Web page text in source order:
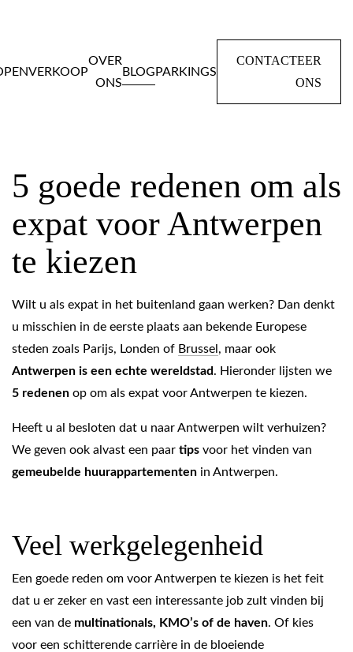
VERKOOP
OVER
ONS
BLOG PARKINGS
CONTACTEER
ONS
5 goede redenen om als
expat voor Antwerpen
te kiezen
Wilt u als expat in het buitenland gaan werken? Dan denkt
u misschien in de eerste plaats aan bekende Europese
steden zoals Parijs, Londen of Brussel , maar ook
Antwerpen is een echte wereldstad. Hieronder lijsten we
5 redenen op om als expat voor Antwerpen te kiezen.
Heeft u al besloten dat u naar Antwerpen wilt verhuizen?
We geven ook alvast een paar tips voor het vinden van
gemeubelde huurappartementen in Antwerpen.
Veel werkgelegenheid
Een goede reden om voor Antwerpen te kiezen is het feit
dat u er zeker en vast een interessante job zult vinden bij
een van de multinationals, KMO’s of de haven. Of kies
voor een schitterende carrière in de bloeiende